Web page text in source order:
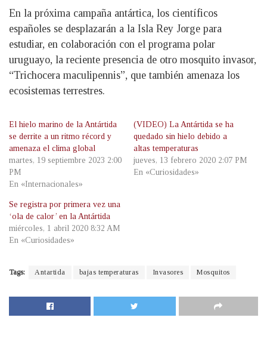
En la próxima campaña antártica, los científicos
españoles se desplazarán a la Isla Rey Jorge para
estudiar, en colaboración con el programa polar
uruguayo, la reciente presencia de otro mosquito invasor,
“Trichocera maculipennis”, que también amenaza los
ecosistemas terrestres.
El hielo marino de la Antártida
se derrite a un ritmo récord y
amenaza el clima global
martes, 19 septiembre 2023 2:00
PM
En «Internacionales»
(VIDEO) La Antártida se ha
quedado sin hielo debido a
altas temperaturas
jueves, 13 febrero 2020 2:07 PM
En «Curiosidades»
Se registra por primera vez una
‘ola de calor’ en la Antártida
miércoles, 1 abril 2020 8:32 AM
En «Curiosidades»
Tags: Antartida bajas temperaturas Invasores Mosquitos